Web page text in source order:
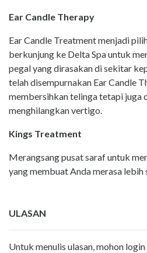
Ear Candle Therapy
Ear Candle Treatment menjadi
berkunjung ke Delta Spa untuk
pegal yang dirasakan di sekitar
telah disempurnakan Ear Candle
membersihkan telinga tetapi juga
menghilangkan vertigo.
Kings Treatment
Merangsang pusat saraf untuk
yang membuat Anda merasa lebih
ULASAN
Untuk menulis ulasan, mohon login